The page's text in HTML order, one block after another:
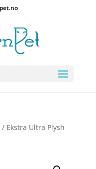
/ Ekstra Ultra Plysh